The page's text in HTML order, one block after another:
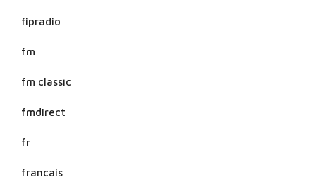
fipradio
fm
fm classic
fmdirect
fr
francais